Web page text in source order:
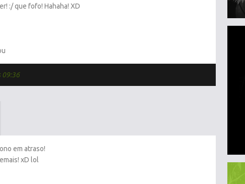
:/ que fofo! Hahaha! XD
09:36
em atraso!
xD lol